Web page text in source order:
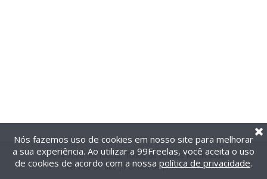
@2014-2026 99Freelas. Todos os direitos reservados.
Termos de uso| Política de privacidade
Nós fazemos uso de cookies em nosso site para melhorar
a sua experiência. Ao utilizar a 99Freelas, você aceita o uso
de cookies de acordo com a nossa política de privacidade.